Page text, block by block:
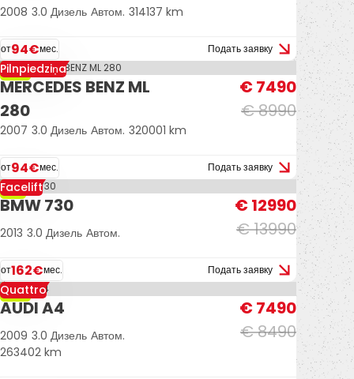
2008 3.0 Дизель Автом. 314137 km
от94€мес. Подать заявку
-17%
Pilnpiedziņa
MERCEDES BENZ ML
280
€ 8990
€ 7490
2007 3.0 Дизель Автом. 320001 km
от94€мес. Подать заявку
-7%
Facelift
BMW 730
€ 13990
€ 12990
2013 3.0 Дизель Автом.
от162€мес. Подать заявку
-12%
Quattro
AUDI A4
€ 8490
€ 7490
2009 3.0 Дизель Автом.
263402 km